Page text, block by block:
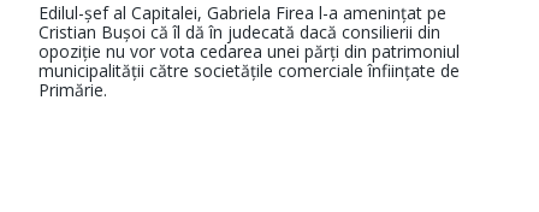
Edilul-șef al Capitalei, Gabriela Firea l-a amenințat pe
Cristian Bușoi că îl dă în judecată dacă consilierii din
opoziție nu vor vota cedarea unei părți din patrimoniul
municipalității către societățile comerciale înființate de
Primărie.